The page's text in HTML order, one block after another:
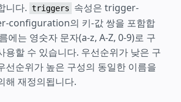
니다. triggers
속성은 trigger-
configuration의 키-값 쌍을 포함합
에는 영숫자 문자(a-z, A-Z, 0-9)로 구
용할 수 있습니다. 우선순위가 낮은 구
선순위가 높은 구성의 동일한 이름을
해 재정의됩니다.